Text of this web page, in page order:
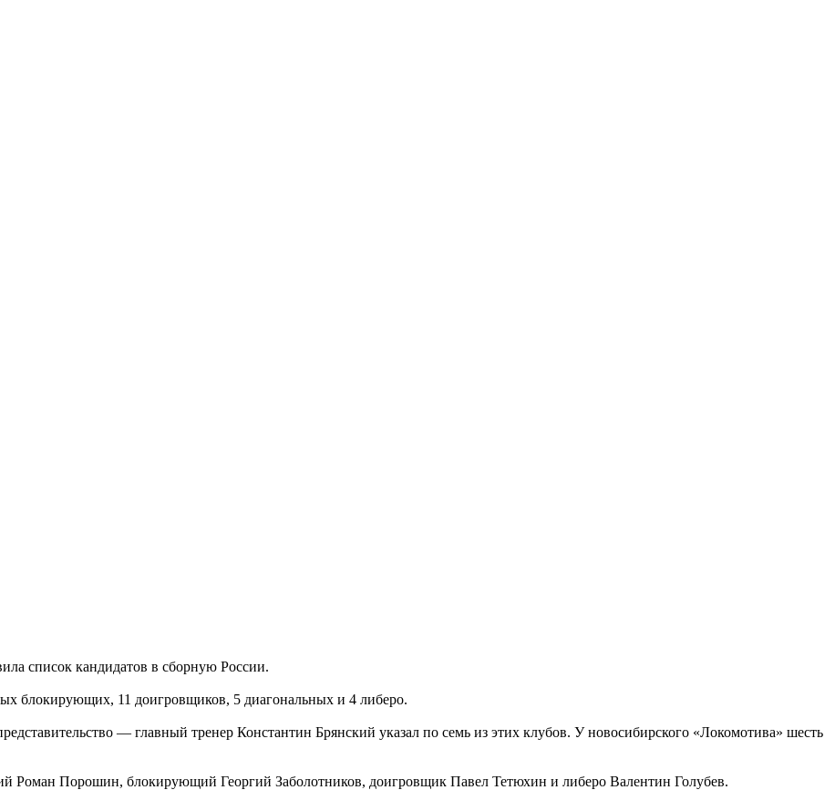
список кандидатов в сборную России.
блокирующих, 11 доигровщиков, 5 диагональных и 4 либеро.
— главный тренер Константин Брянский указал по семь из этих клубов. У новосибирского «Локомотива» шесть
Роман Порошин, блокирующий Георгий Заболотников, доигровщик Павел Тетюхин и либеро Валентин Голубев.